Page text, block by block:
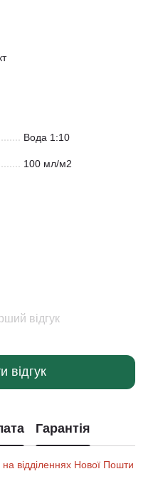
Вода 1:10
100 мл/м2
відгук
відгук
Гарантія
на відділеннях Нової Пошти